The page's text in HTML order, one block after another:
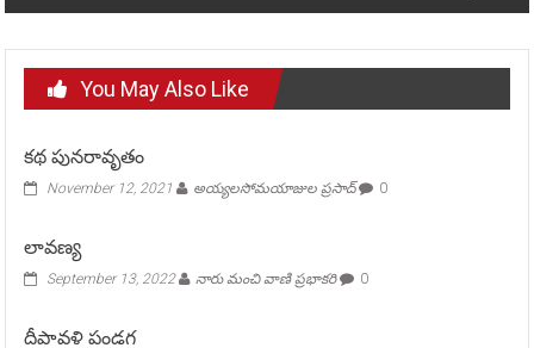
You May Also Like
కథ పునరావృతం
November 12, 2021 అయ్యలసోమయాజుల ప్రసాద్ 0
లావణ్య
September 13, 2022 నారు మంచి వాణి ప్రభాకరి 0
దీపావళి పండగ